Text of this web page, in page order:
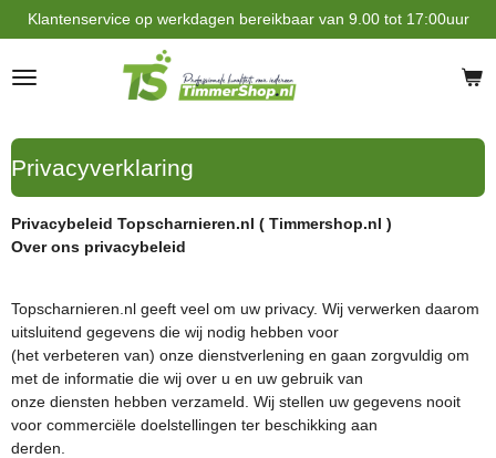
Ga
direct
naar
de
Klantenservice op werkdagen bereikbaar van 9.00 tot 17:00uur
Privacyverklaring
Privacybeleid Topscharnieren.nl ( Timmershop.nl )
Over ons privacybeleid
Topscharnieren.nl geeft veel om uw privacy. Wij verwerken daarom
uitsluitend gegevens die wij nodig hebben voor
(het verbeteren van) onze dienstverlening en gaan zorgvuldig om
met de informatie die wij over u en uw gebruik van
onze diensten hebben verzameld. Wij stellen uw gegevens nooit
voor commerciële doelstellingen ter beschikking aan
derden.